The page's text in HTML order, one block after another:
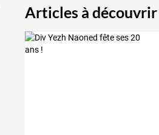
Articles à découvrir